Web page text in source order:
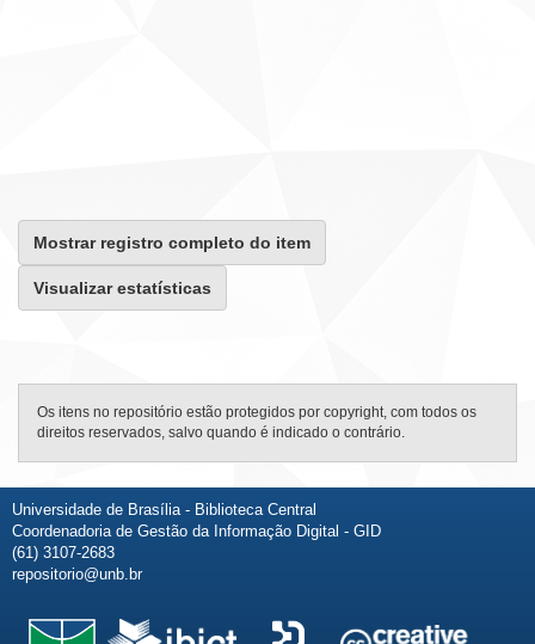
Mostrar registro completo do item
Visualizar estatísticas
Os itens no repositório estão protegidos por copyright, com todos os
direitos reservados, salvo quando é indicado o contrário.
Universidade de Brasília - Biblioteca Central
Coordenadoria de Gestão da Informação Digital - GID
(61) 3107-2683
repositorio@unb.br